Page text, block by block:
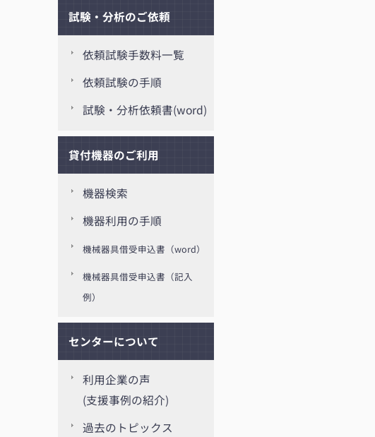
試験・分析のご依頼
依頼試験手数料一覧
依頼試験の手順
試験・分析依頼書(word)
貸付機器のご利用
機器検索
機器利用の手順
機械器具借受申込書（word）
機械器具借受申込書（記入
例）
センターについて
利用企業の声
(支援事例の紹介)
過去のトピックス